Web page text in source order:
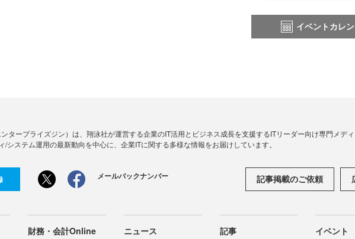
イベントカレ
ンタープライズジン）は、翔泳社が運営する企業のIT活用とビジネス成長を支援するITリーダー向け専門メデ
/システム運用の最新動向を中心に、企業ITに関する多様な情報をお届けしています。
メールバックナンバー 記事掲載のご依頼
財務・会計Online ニュース 記事 イベント